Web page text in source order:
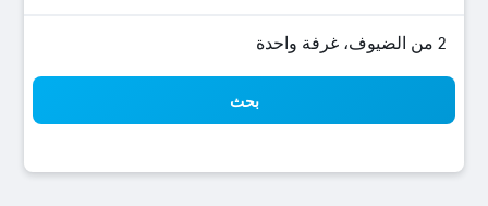
2 من الضيوف، غرفة واحدة
بحث